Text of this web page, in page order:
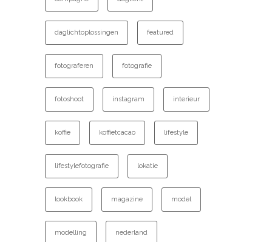
daglichtoplossingen featured
fotograferen fotografie
fotoshoot instagram interieur
koffie koffietcacao lifestyle
lifestylefotografie lokatie
lookbook magazine model
modelling nederland